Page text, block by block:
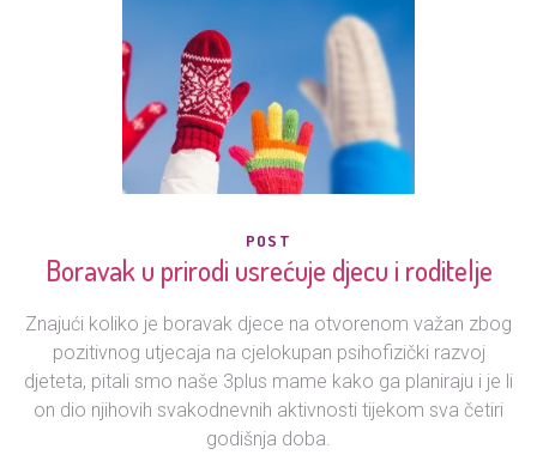
POST
Boravak u prirodi usrećuje djecu i roditelje
Znajući koliko je boravak djece na otvorenom važan zbog
pozitivnog utjecaja na cjelokupan psihofizički razvoj
djeteta, pitali smo naše 3plus mame kako ga planiraju i je li
on dio njihovih svakodnevnih aktivnosti tijekom sva četiri
godišnja doba.